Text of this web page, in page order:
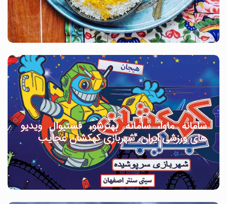
سامانه ماوا، سامانه بهترشو، فستیوال ویدیو
های ورزشی ایران، شهربازی کهکشان عجایب